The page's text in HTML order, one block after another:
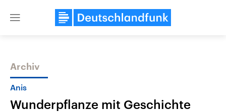
Close
Themen
Archiv
Anis
Wunderpflanze mit Geschichte